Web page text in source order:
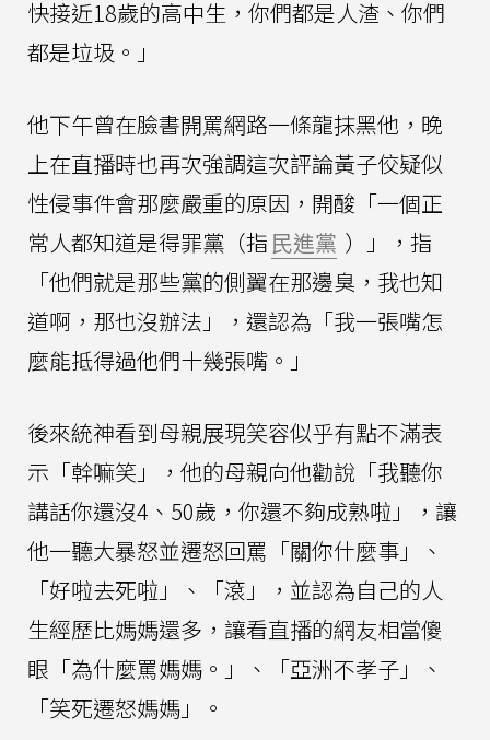
快接近18歲的高中生，你們都是人渣、你們
都是垃圾。」
他下午曾在臉書開罵網路一條龍抹黑他，晚
上在直播時也再次強調這次評論黃子佼疑似
性侵事件會那麼嚴重的原因，開酸「一個正
常人都知道是得罪黨（指 民進黨 ）」，指
「他們就是那些黨的側翼在那邊臭，我也知
道啊，那也沒辦法」，還認為「我一張嘴怎
麼能抵得過他們十幾張嘴。」
後來統神看到母親展現笑容似乎有點不滿表
示「幹嘛笑」，他的母親向他勸說「我聽你
講話你還沒4、50歲，你還不夠成熟啦」，讓
他一聽大暴怒並遷怒回罵「關你什麼事」、
「好啦去死啦」、「滾」，並認為自己的人
生經歷比媽媽還多，讓看直播的網友相當傻
眼「為什麼罵媽媽。」、「亞洲不孝子」、
「笑死遷怒媽媽」。